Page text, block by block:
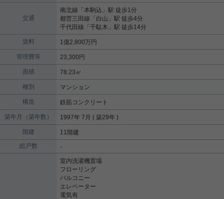
交通
南北線 「本駒込 」駅 徒歩1分
都営三田線 「白山 」駅 徒歩4分
千代田線 「千駄木 」駅 徒歩14分
賃料 1億2,800万円
管理費等 23,300円
面積 78.23㎡
種別 マンション
構造 鉄筋コンクリート
築年月（築年数） 1997年 7月 ( 築29年 )
階建
11階建
総戸数
-
室内洗濯機置場
フローリング
バルコニー
エレベーター
電気有